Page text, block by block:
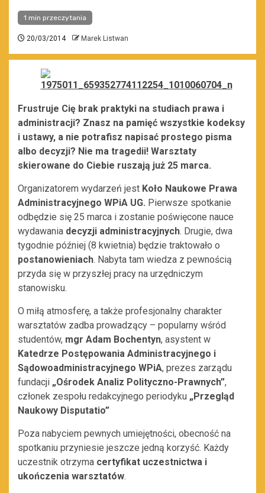
1 min przeczytania
20/03/2014 Marek Listwan
Frustruje Cię brak praktyki na studiach prawa i
administracji? Znasz na pamięć wszystkie kodeksy
i ustawy, a nie potrafisz napisać prostego pisma
albo decyzji? Nie ma tragedii! Warsztaty
skierowane do Ciebie ruszają już 25 marca.
Organizatorem wydarzeń jest Koło Naukowe Prawa
Administracyjnego WPiA UG. Pierwsze spotkanie
odbędzie się 25 marca i zostanie poświęcone nauce
wydawania decyzji administracyjnych. Drugie, dwa
tygodnie później (8 kwietnia) będzie traktowało o
postanowieniach. Nabyta tam wiedza z pewnością
przyda się w przyszłej pracy na urzędniczym
stanowisku.
O miłą atmosferę, a także profesjonalny charakter
warsztatów zadba prowadzący – popularny wśród
studentów, mgr Adam Bochentyn, asystent w
Katedrze Postępowania Administracyjnego i
Sądowoadministracyjnego WPiA, prezes zarządu
fundacji „Ośrodek Analiz Polityczno-Prawnych”,
członek zespołu redakcyjnego periodyku „Przegląd
Naukowy Disputatio”
Poza nabyciem pewnych umiejętności, obecność na
spotkaniu przyniesie jeszcze jedną korzyść. Każdy
uczestnik otrzyma certyfikat uczestnictwa i
ukończenia warsztatów.